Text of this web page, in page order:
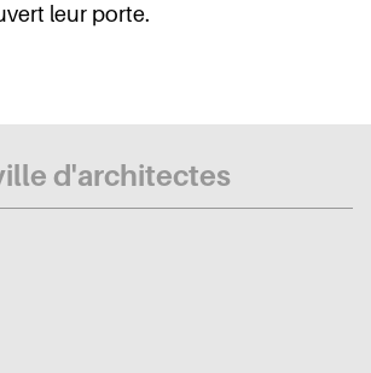
leur porte.
d'architectes